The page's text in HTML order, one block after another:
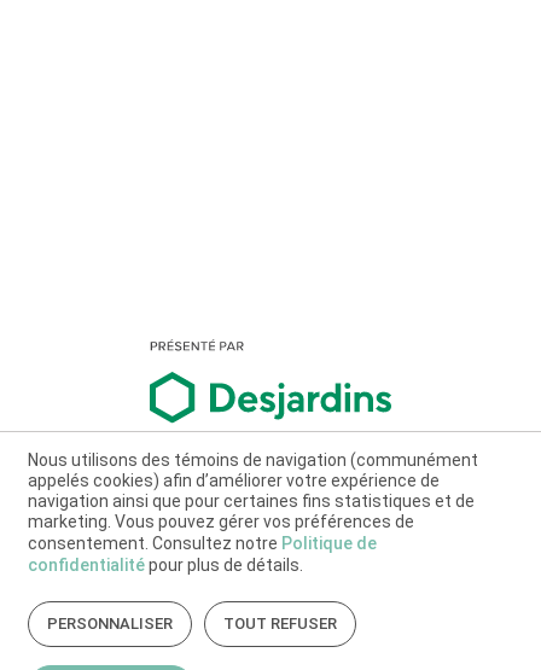
Nous utilisons des témoins de navigation (communément
appelés cookies) afin d’améliorer votre expérience de
navigation ainsi que pour certaines fins statistiques et de
marketing. Vous pouvez gérer vos préférences de
consentement. Consultez notre Politique de
confidentialitépour plus de détails.
PERSONNALISER TOUT REFUSER